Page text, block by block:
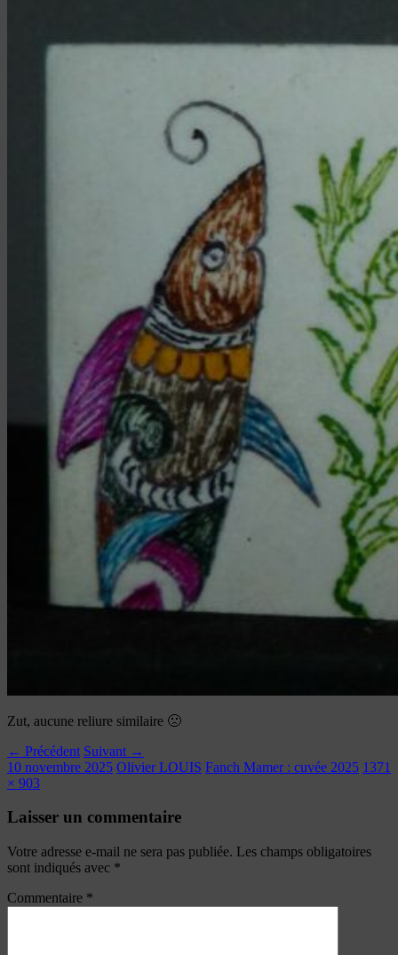
Zut, aucune reliure similaire 🙁
← Précédent Suivant →
10 novembre 2025 Olivier LOUIS Fanch Mamer : cuvée 2025 1371
× 903
Laisser un commentaire
Votre adresse e-mail ne sera pas publiée. Les champs obligatoires
sont indiqués avec *
Commentaire *